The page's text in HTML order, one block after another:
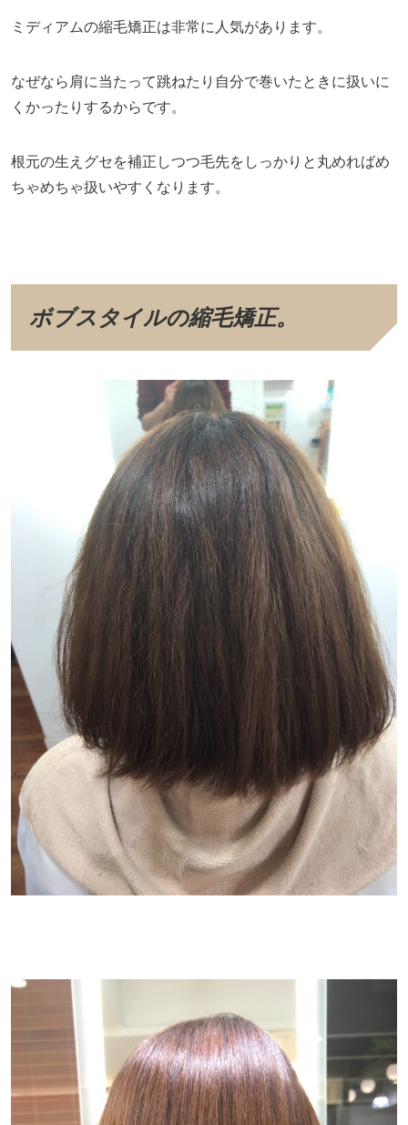
ミディアムの縮毛矯正は非常に人気があります。
なぜなら肩に当たって跳ねたり自分で巻いたときに扱いに
くかったりするからです。
根元の生えグセを補正しつつ毛先をしっかりと丸めればめ
ちゃめちゃ扱いやすくなります。
ボブスタイルの縮毛矯正。